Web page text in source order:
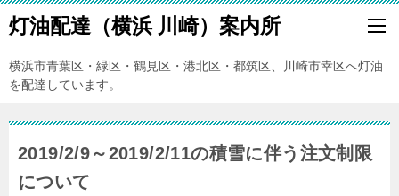
灯油配達（横浜 川崎）案内所
横浜市青葉区・緑区・鶴見区・港北区・都筑区、川崎市幸区へ灯油
を配達しています。
2019/2/9～2019/2/11の積雪に伴う注文制限
について